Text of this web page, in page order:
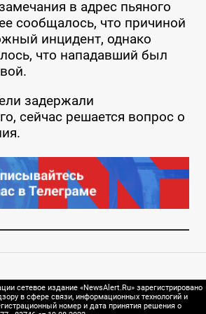
в адрес пьяного
сообщалось, что причиной
инцидент, однако
что нападавший был
задержали
сейчас решается вопрос о
сетевое издание «NewsAlert.Ru» зарегистрировано
в сфере связи, информационных технологий и
номер и дата принятия решения о